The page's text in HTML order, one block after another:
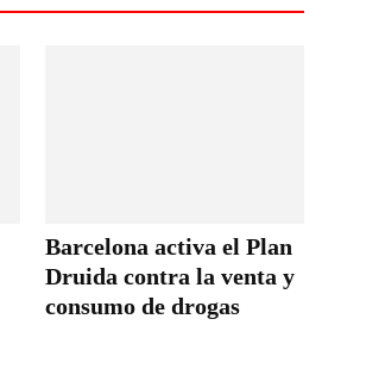
Barcelona activa el Plan
Druida contra la venta y
consumo de drogas